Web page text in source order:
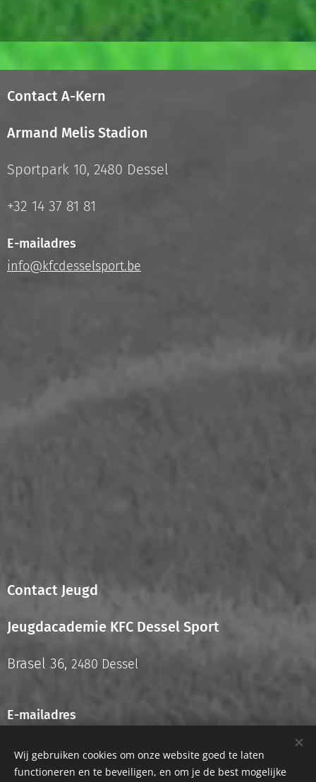
Contact A-Kern
Armand Melis Stadion
Sportpark 10, 2480 Dessel
+32 14 37 81 81
E-mailadres
info@kfcdesselsport.be
Contact Jeugd
Jeugdacademie KFC Dessel Sport
Brasel 36, 2480 Dessel
E-mailadres
Wij gebruiken cookies om onze website goed te laten
functioneren en te beveiligen, en om je de best mogelijke